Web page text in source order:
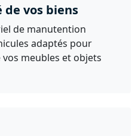
vos biens
de manutention
adaptés pour
meubles et objets